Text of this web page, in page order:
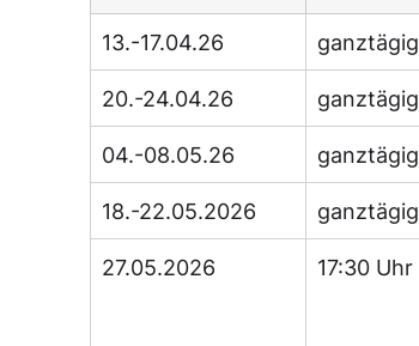
13.-17.04.26 ganztägig
20.-24.04.26 ganztägig
04.-08.05.26 ganztägig
18.-22.05.2026 ganztägig
27.05.2026 17:30 Uhr